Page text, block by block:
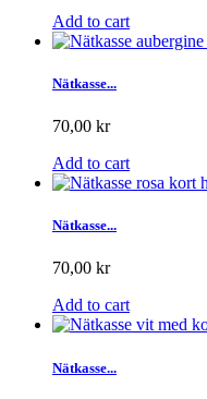
Add to cart
Nätkasse...
70,00 kr
Add to cart
Nätkasse...
70,00 kr
Add to cart
Nätkasse...